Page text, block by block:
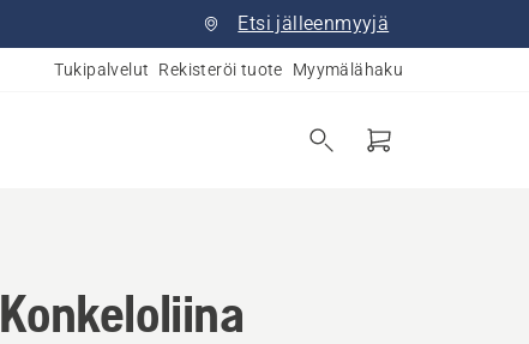
Etsi jälleenmyyjä
Tukipalvelut Rekisteröi tuote Myymälähaku
Konkeloliina